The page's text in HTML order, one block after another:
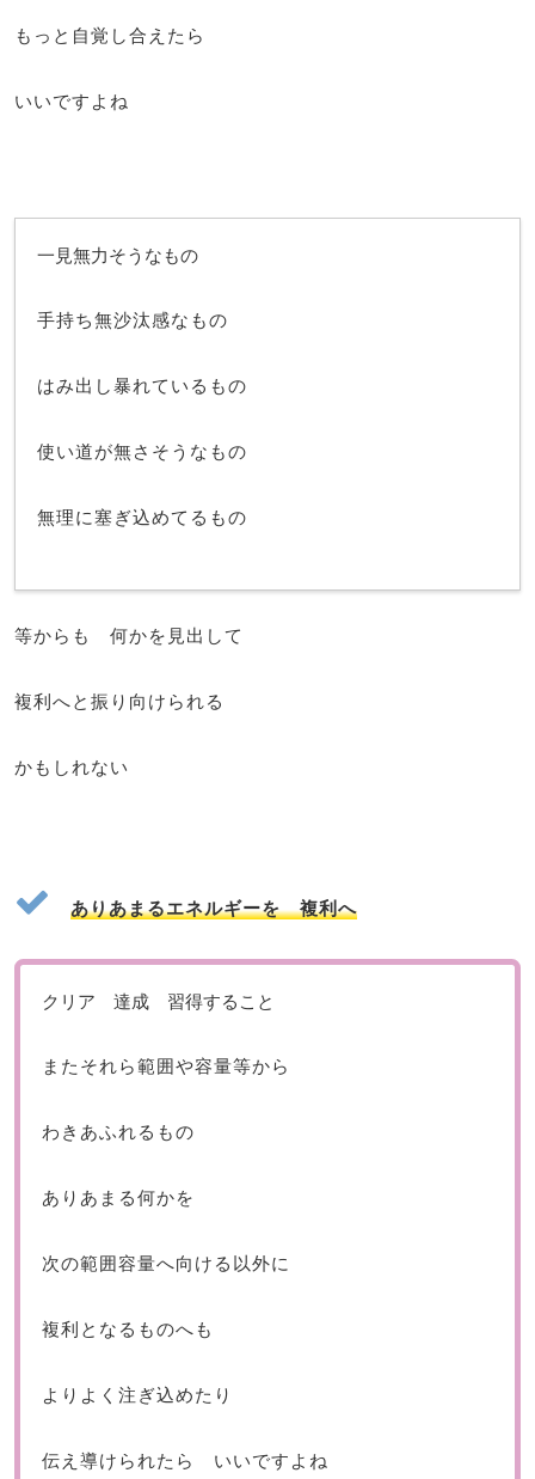
もっと自覚し合えたら
いいですよね
一見無力そうなもの
手持ち無沙汰感なもの
はみ出し暴れているもの
使い道が無さそうなもの
無理に塞ぎ込めてるもの
等からも 何かを見出して
複利へと振り向けられる
かもしれない
ありあまるエネルギーを 複利へ
クリア 達成 習得すること
またそれら範囲や容量等から
わきあふれるもの
ありあまる何かを
次の範囲容量へ向ける以外に
複利となるものへも
よりよく注ぎ込めたり
伝え導けられたら いいですよね